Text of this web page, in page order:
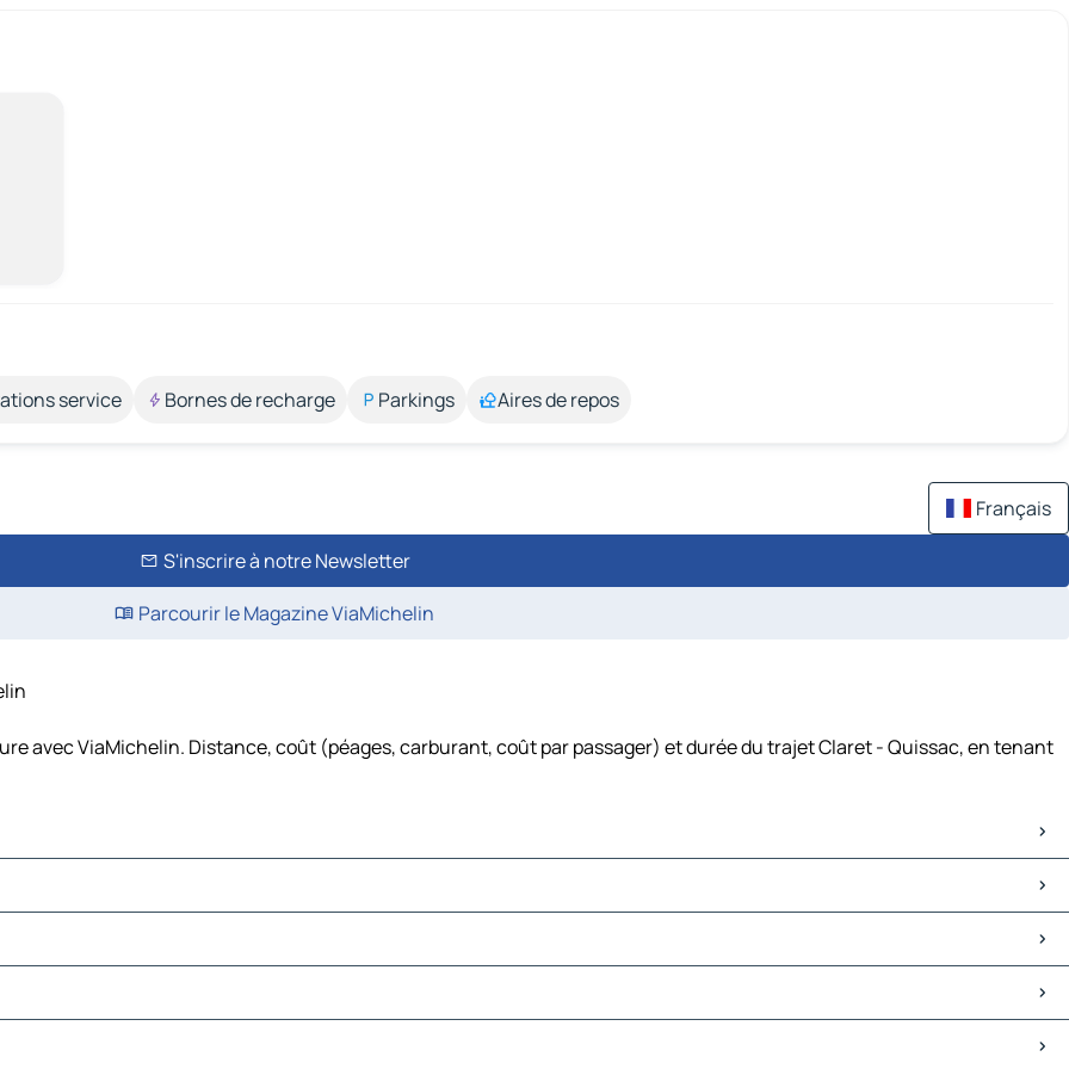
service Bornes de recharge Parkings Aires de repos
Français
S'inscrire à notre Newsletter
Parcourir le Magazine ViaMichelin
avec ViaMichelin. Distance, coût (péages, carburant, coût par passager) et durée du trajet Claret - Quissac, en tenant